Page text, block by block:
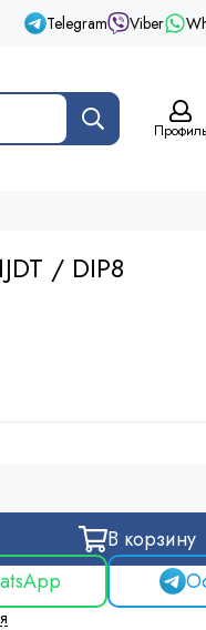
Telegram Viber
Профиль
/ DIP8
В корзину